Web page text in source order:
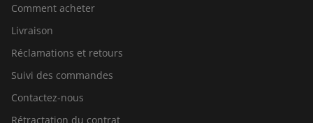
Comment acheter
Livraison
Réclamations et retours
Suivi des commandes
Contactez-nous
Rétractation du contrat